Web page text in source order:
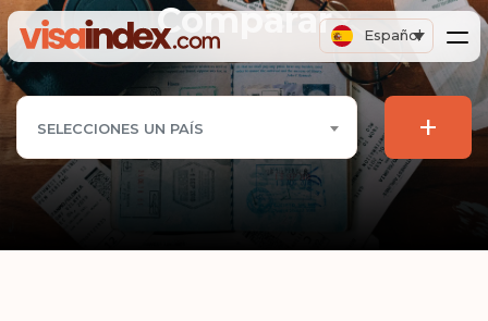
Español
Comparar
SELECCIONES UN PAÍS +